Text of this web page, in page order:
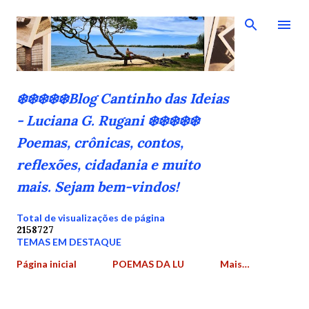
Pular para o conteúdo principal
❄️❄️❄️❄️❄️Blog Cantinho das Ideias
- Luciana G. Rugani ❄️❄️❄️❄️❄️
Poemas, crônicas, contos,
reflexões, cidadania e muito
mais. Sejam bem-vindos!
Total de visualizações de página
2158727
TEMAS EM DESTAQUE
Página inicial
POEMAS DA LU Mais…